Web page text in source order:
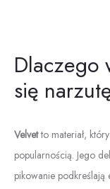
Dlaczego
się
Velvetto materiał,
popularnością. Jego
pikowanie podkreślają